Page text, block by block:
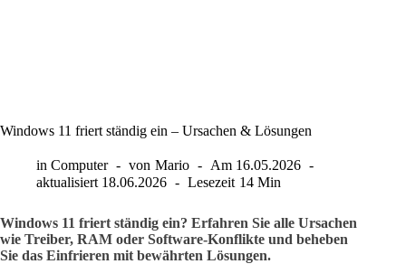
Windows 11 friert ständig ein – Ursachen & Lösungen
in Computer von Mario Am 16.05.2026
aktualisiert 18.06.2026 Lesezeit 14 Min
Windows 11 friert ständig ein? Erfahren Sie alle Ursachen
wie Treiber, RAM oder Software-Konflikte und beheben
Sie das Einfrieren mit bewährten Lösungen.